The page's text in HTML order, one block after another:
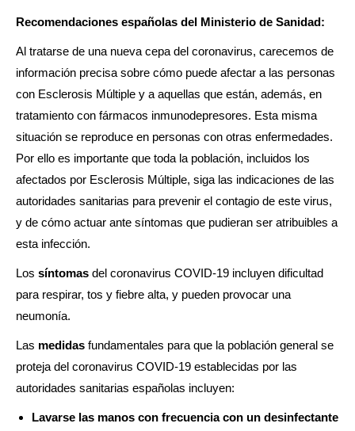
Recomendaciones españolas del Ministerio de Sanidad:
Al tratarse de una nueva cepa del coronavirus, carecemos de
información precisa sobre cómo puede afectar a las personas
con Esclerosis Múltiple y a aquellas que están, además, en
tratamiento con fármacos inmunodepresores. Esta misma
situación se reproduce en personas con otras enfermedades.
Por ello es importante que toda la población, incluidos los
afectados por Esclerosis Múltiple, siga las indicaciones de las
autoridades sanitarias para prevenir el contagio de este virus,
y de cómo actuar ante síntomas que pudieran ser atribuibles a
esta infección.
Los síntomas del coronavirus COVID-19 incluyen dificultad
para respirar, tos y fiebre alta, y pueden provocar una
neumonía.
Las medidas fundamentales para que la población general se
proteja del coronavirus COVID-19 establecidas por las
autoridades sanitarias españolas incluyen:
Lavarse las manos con frecuencia con un desinfectante